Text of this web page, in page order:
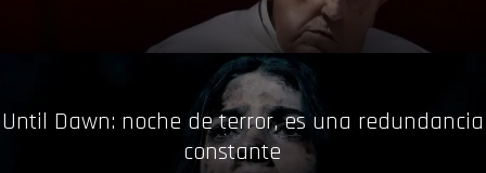
Until Dawn: noche de terror, es una redundancia
constante